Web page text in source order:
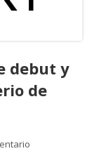
debut y
de